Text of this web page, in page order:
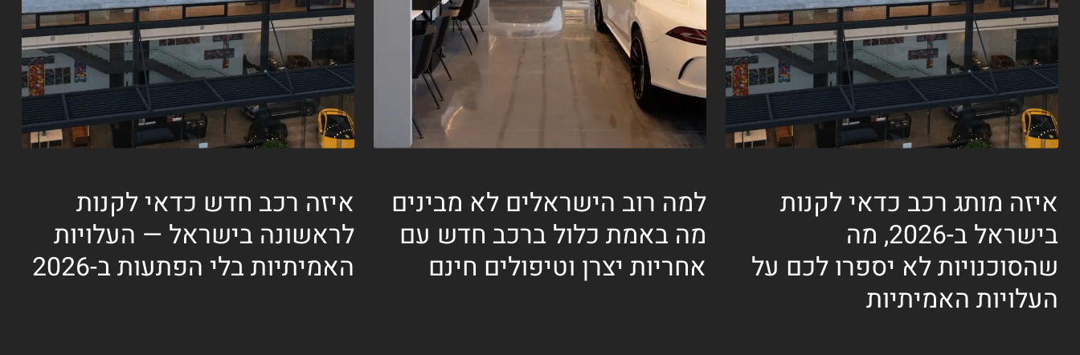
איזה מותג רכב כדאי לקנות
בישראל ב-2026, מה
שהסוכנויות לא יספרו לכם על
העלויות האמיתיות
למה רוב הישראלים לא מבינים
מה באמת כלול ברכב חדש עם
אחריות יצרן וטיפולים חינם
איזה רכב חדש כדאי לקנות
לראשונה בישראל — העלויות
האמיתיות בלי הפתעות ב-2026